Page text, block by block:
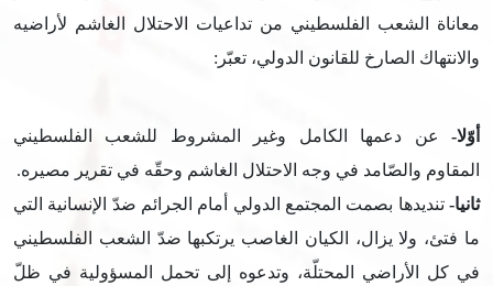
معاناة الشعب الفلسطيني من تداعيات الاحتلال الغاشم لأراضيه
والانتهاك الصارخ للقانون الدولي، تعبّر:
أوّلا- عن دعمها الكامل وغير المشروط للشعب الفلسطيني
المقاوم والصّامد في وجه الاحتلال الغاشم وحقّه في تقرير مصيره.
ثانيا- تنديدها بصمت المجتمع الدولي أمام الجرائم ضدّ الإنسانية التي
ما فتئ، ولا يزال، الكيان الغاصب يرتكبها ضدّ الشعب الفلسطيني
في كل الأراضي المحتلّة، وتدعوه إلى تحمل المسؤولية في ظلّ